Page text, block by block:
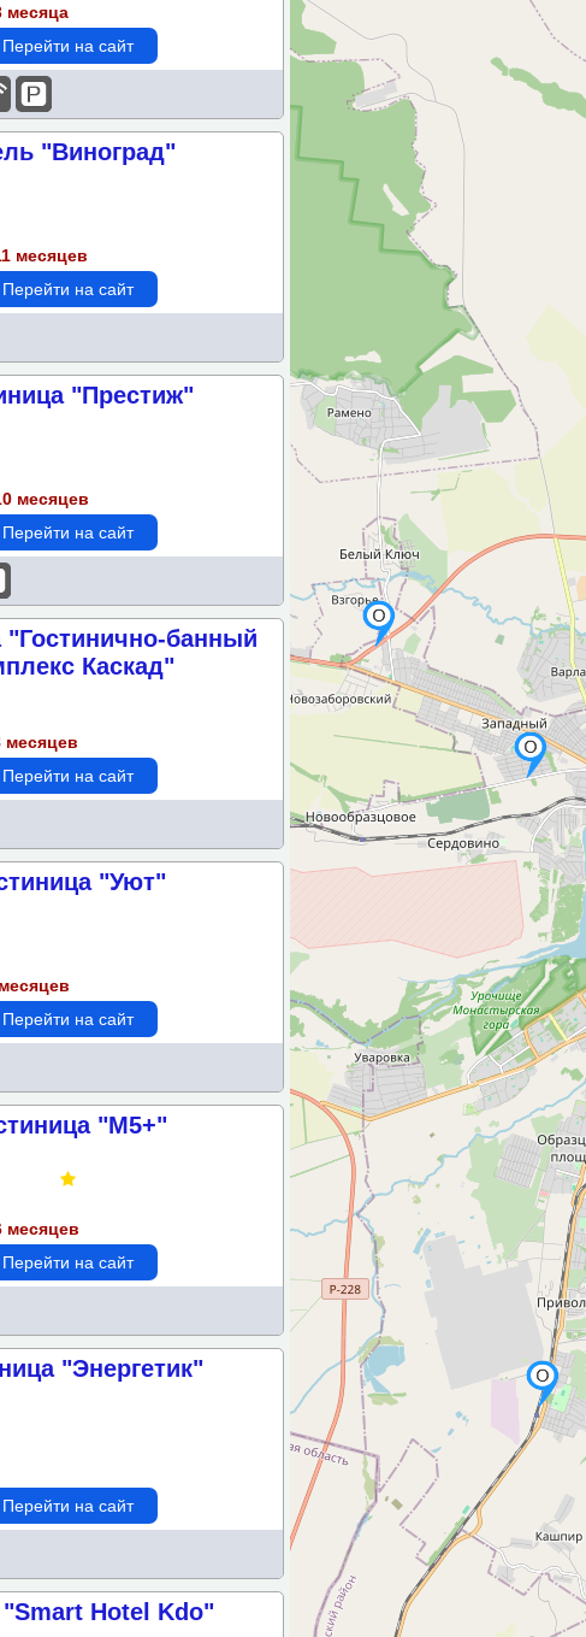
месяца
Перейти на сайт
"Виноград"
месяцев
Перейти на сайт
"Престиж"
месяцев
Перейти на сайт
"Гостинично-банный
Каскад"
месяцев
Перейти на сайт
"Уют"
Перейти на сайт
"М5+"
месяцев
Перейти на сайт
"Энергетик"
Перейти на сайт
Hotel Kdo"